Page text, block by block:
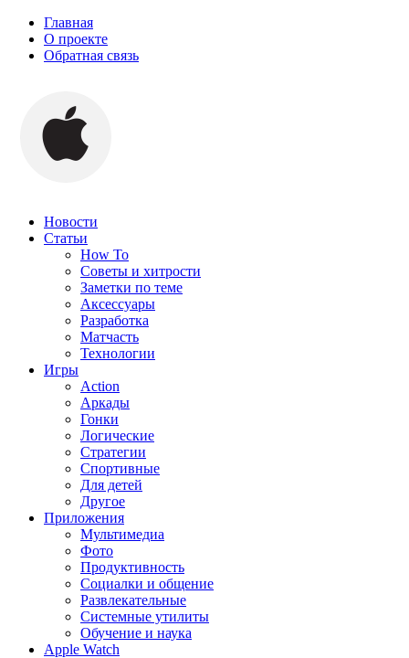
Главная
О проекте
Обратная связь
Новости
Статьи
How To
Советы и хитрости
Заметки по теме
Аксессуары
Разработка
Матчасть
Технологии
Игры
Action
Аркады
Гонки
Логические
Стратегии
Спортивные
Для детей
Другое
Приложения
Мультимедиа
Фото
Продуктивность
Социалки и общение
Развлекательные
Системные утилиты
Обучение и наука
Apple Watch